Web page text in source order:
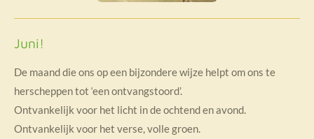
Juni!
De maand die ons op een bijzondere wijze helpt om ons te
herscheppen tot ‘een ontvangstoord’.
Ontvankelijk voor het licht in de ochtend en avond.
Ontvankelijk voor het verse, volle groen.